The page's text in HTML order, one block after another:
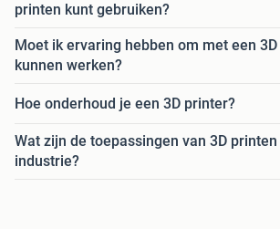
printen kunt gebruiken?
Moet ik ervaring hebben om met een
kunnen werken?
Hoe onderhoud je een 3D printer?
Wat zijn de toepassingen van 3D printen
industrie?